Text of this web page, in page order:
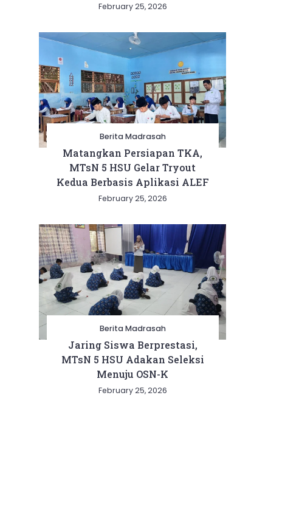
February 25, 2026
Berita Madrasah
Matangkan Persiapan TKA,
MTsN 5 HSU Gelar Tryout
Kedua Berbasis Aplikasi ALEF
February 25, 2026
Berita Madrasah
Jaring Siswa Berprestasi,
MTsN 5 HSU Adakan Seleksi
Menuju OSN-K
February 25, 2026